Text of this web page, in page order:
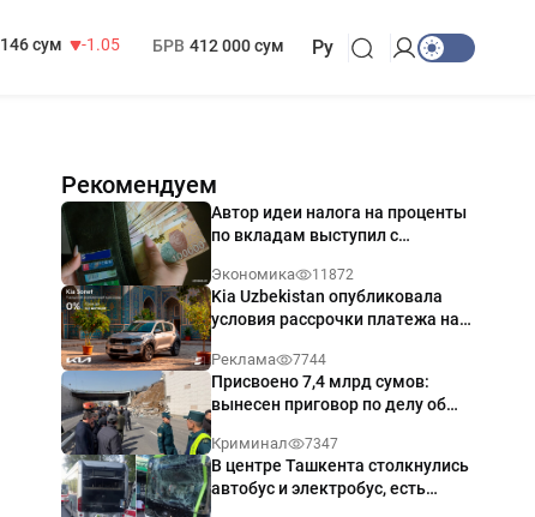
146 сум
-1.05
БРВ 412 000 сум Ру
Рекомендуем
Автор идеи налога на проценты
по вкладам выступил с
Экономика 11872
Kia Uzbekistan опубликовала
условия рассрочки платежа на
годовых
Реклама 7744
Присвоено 7,4 млрд сумов:
вынесен приговор по делу об
Ташкенте
Криминал 7347
В центре Ташкента столкнулись
автобус и электробус, есть